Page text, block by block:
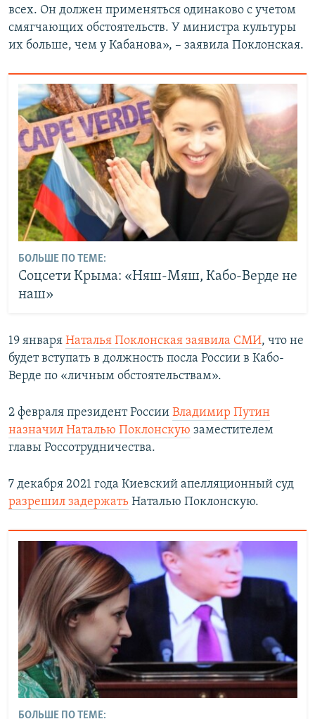
всех. Он должен применяться одинаково с учетом
смягчающих обстоятельств. У министра культуры
их больше, чем у Кабанова», – заявила Поклонская.
БОЛЬШЕ ПО ТЕМЕ:
Соцсети Крыма: «Няш-Мяш, Кабо-Верде не
наш»
19 января Наталья Поклонская заявила СМИ, что не
будет вступать в должность посла России в Кабо-
Верде по «личным обстоятельствам».
2 февраля президент России Владимир Путин
назначил Наталью Поклонскую заместителем
главы Россотрудничества.
7 декабря 2021 года Киевский апелляционный суд
разрешил задержать Наталью Поклонскую.
БОЛЬШЕ ПО ТЕМЕ: